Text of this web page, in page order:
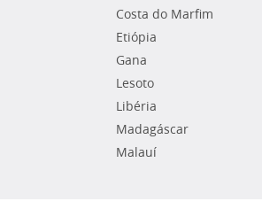
Costa do Marfim
Etiópia
Gana
Lesoto
Libéria
Madagáscar
Malauí